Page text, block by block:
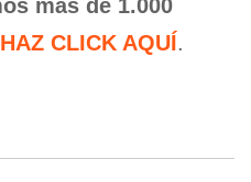
más de 1.000
HAZ CLICK AQUÍ.